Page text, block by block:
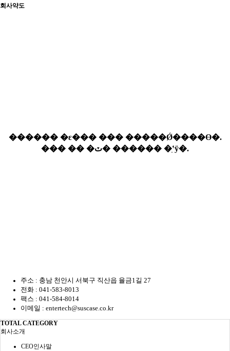
회사약도
주소 : 충남 천안시 서북구 직산읍 율금1길 27
전화 : 041-583-8013
팩스 : 041-584-8014
이메일 : entertech@suscase.co.kr
TOTAL CATEGORY
회사소개
CEO인사말